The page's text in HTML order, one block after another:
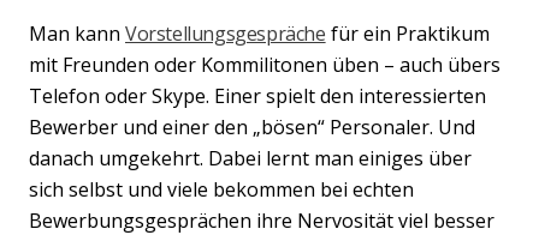
Man kann Vorstellungsgespräche für ein Praktikum
mit Freunden oder Kommilitonen üben – auch übers
Telefon oder Skype. Einer spielt den interessierten
Bewerber und einer den „bösen“ Personaler. Und
danach umgekehrt. Dabei lernt man einiges über
sich selbst und viele bekommen bei echten
Bewerbungsgesprächen ihre Nervosität viel besser